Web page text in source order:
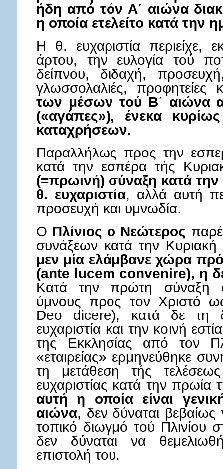
ήδη από τόν Α΄ αιώνα
η οποία ετελείτο κατά την
Η θ. ευχαριστία περιείχε,
άρτου, την ευλογία τού
δείπνου, διδαχή,
γλωσσολαλιές,
των μέσων τού Β΄ αιώνα
(«αγάπες»), ένεκα
καταχρήσεων.
Παραλλήλως προς την
κατά την εσπέρα τής
(=πρωινή) σύναξη κατά την
θ. ευχαριστία, αλλά αυτή
προσευχή και υμνωδία.
O Πλίνιος ο Νεώτερος
συνάξεων κατά την
μεν μία ελάμβανε χώρα
(ante lucem convenire), η
Κατά την πρώτη σύναξη
ύμνους προς τον Χριστό
Deo dicere), κατά δε τη
ευχαριστία και την κοινή
της Εκκλησίας από τον
«εταιρείας» ερμηνεύθηκε
τη μετάθεση τής
ευχαριστίας κατά την πρωία
αυτή η οποία είναι
αιώνα, δεν δύναται
τοπικό διωγμό τού Πλινίου
δεν δύναται να
επιστολή του.